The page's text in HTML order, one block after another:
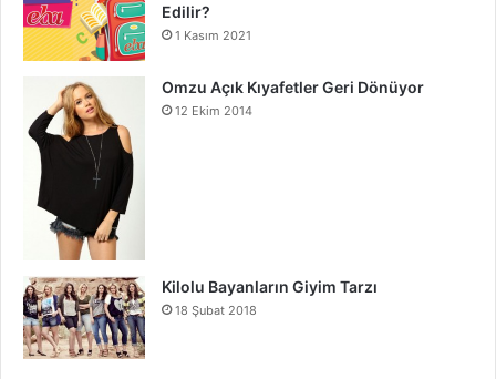
Edilir?
1 Kasım 2021
Omzu Açık Kıyafetler Geri Dönüyor
12 Ekim 2014
Kilolu Bayanların Giyim Tarzı
18 Şubat 2018